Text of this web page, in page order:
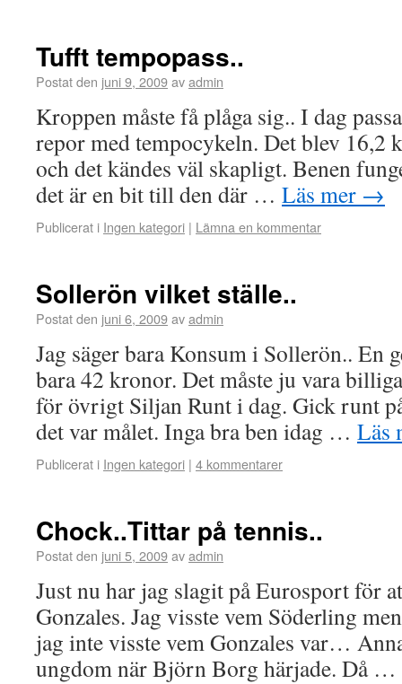
Tufft tempopass..
Postat den juni 9, 2009avadmin
Kroppen måste få plåga sig.. I dag
repor med tempocykeln. Det blev 16,2
och det kändes väl skapligt. Benen
det är en bit till den där … Läs mer →
Publicerat i Ingen kategori | Lämna en kommentar
Sollerön vilket ställe..
Postat den juni 6, 2009avadmin
Jag säger bara Konsum i Sollerön.. En
bara 42 kronor. Det måste ju vara
för övrigt Siljan Runt i dag. Gick runt
det var målet. Inga bra ben idag … Läs
Publicerat i Ingen kategori | 4 kommentarer
Chock..Tittar på tennis..
Postat den juni 5, 2009avadmin
Just nu har jag slagit på Eurosport för
Gonzales. Jag visste vem Söderling
jag inte visste vem Gonzales var…
ungdom när Björn Borg härjade. Då …